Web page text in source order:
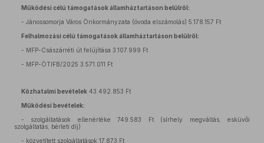
Működési célú támogatások államháztartáson belülről:
- Jánossomorja Város Önkormányzata (óvoda elszámolás) 5.178.157 Ft
Felhalmozási célú támogatások államháztartáson belülről:
- MFP-Császárréti út felújítása 3.107.999 Ft
- MFP-ÖTIFB/2025 3.571.011 Ft
Közhatalmi bevételek 43.492.853 Ft
Működési bevételek:
- szolgáltatások ellenértéke 749.583 Ft (sírhely megváltás, esküvői
szolgáltatás, bérleti díj)
- közvetített szolgáltatások 17.873 Ft